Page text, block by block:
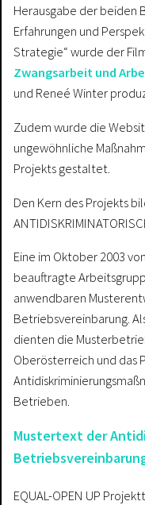
Herausgabe der beiden
Erfahrungen und
Strategie“ wurde der
Zwangsarbeit und
und Reneé Winter
Zudem wurde die
ungewöhnliche
Projekts gestaltet.
Den Kern des Projekts
Eine im Oktober 2003
beauftragte
anwendbaren
Betriebsvereinbarung.
dienten die
Oberösterreich und das
Betrieben.
Mustertext der
EQUAL-OPEN UP